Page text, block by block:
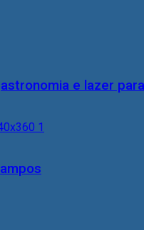
e lazer